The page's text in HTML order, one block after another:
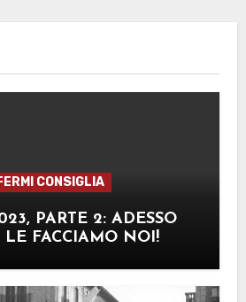
CONSIGLIA
PARTE 2: ADESSO
LE FACCIAMO NOI!